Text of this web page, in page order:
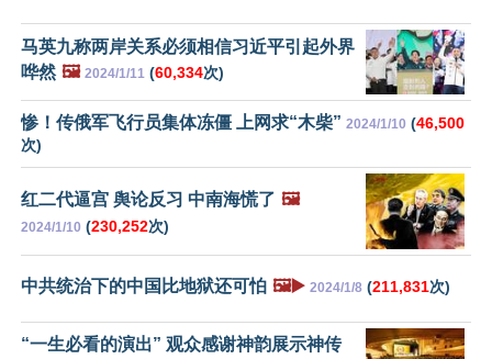
马英九称两岸关系必须相信习近平引起外界
哗然 🖼️ 2024/1/11 (60,334次)
惨！传俄军飞行员集体冻僵 上网求“木柴” 2024/1/10 (46,500
次)
红二代逼宫 舆论反习 中南海慌了 🖼️
2024/1/10 (230,252次)
中共统治下的中国比地狱还可怕 🖼️▶️ 2024/1/8 (211,831次)
“一生必看的演出” 观众感谢神韵展示神传